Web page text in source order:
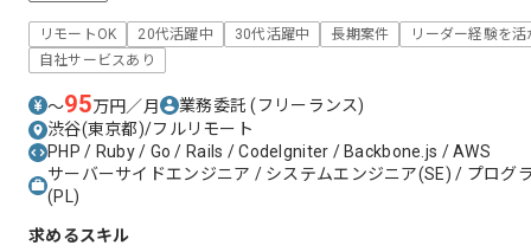
リモートOK 20代活躍中 30代活躍中 長期案件
リーダー経験を活
自社サービスあり
〜95万円／月 業務委託(フリーランス)
渋谷(東京都)/フルリモート
PHP / Ruby / Go / Rails / CodeIgniter / Backbone.js / AWS
サーバーサイドエンジニア / システムエンジニア(SE) / プログ
(PL)
求めるスキル